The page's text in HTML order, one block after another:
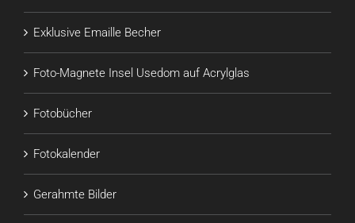
Exklusive Emaille Becher
Foto-Magnete Insel Usedom auf Acrylglas
Fotobücher
Fotokalender
Gerahmte Bilder